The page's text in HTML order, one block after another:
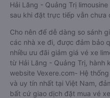
Hải Lăng - Quảng Trị
sau khi đặt trực tiếp vẫn chưa
Cho nên để dễ dàng so sánh
các nhà xe đi, được đảm bảo
nhiều ưu đãi giảm giá vé xe
từ Hải Lăng - Quảng Trị, hành
website Vexere.com- Hệ
và uy tín nhất tại Việt Nam,
bất cứ giao dịch đặt mua vé